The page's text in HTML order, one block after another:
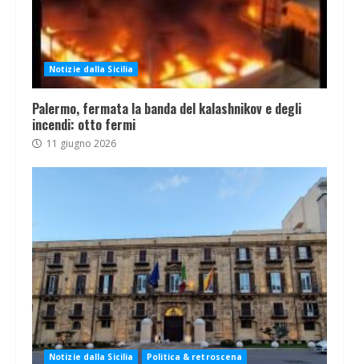
Notizie dalla Sicilia
Palermo, fermata la banda del kalashnikov e degli
incendi: otto fermi
11 giugno 2026
Notizie dalla Sicilia Politica & retroscena